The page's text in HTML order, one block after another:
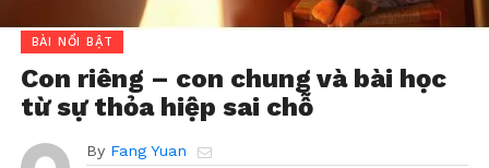
BÀI NỔI BẬT
Con riêng – con chung và bài học
từ sự thỏa hiệp sai chỗ
By Fang Yuan